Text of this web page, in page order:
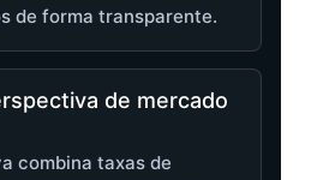
de forma transparente.
de mercado
combina taxas de